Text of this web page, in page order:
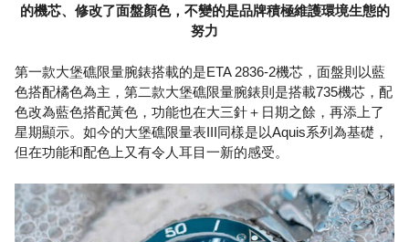
的機芯、修改了面盤顏色，不變的是品牌積極維護環境生態的
努力
第一款大堡礁限量腕錶搭載的是ETA 2836-2機芯，面盤則以藍
色搭配橘色為主，第二款大堡礁限量腕錶則是搭載735機芯，配
色改為藍色搭配黃色，功能也在大三針＋日期之餘，再添上了
星期顯示。如今的大堡礁限量表III同樣是以Aquis系列為基礎，
但在功能和配色上又有令人耳目一新的感受。